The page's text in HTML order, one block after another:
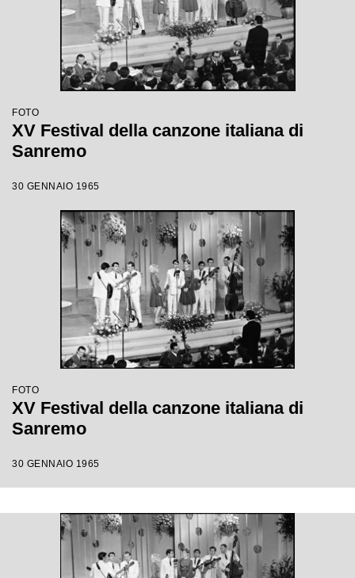
FOTO
XV Festival della canzone italiana di
Sanremo
30 GENNAIO 1965
FOTO
XV Festival della canzone italiana di
Sanremo
30 GENNAIO 1965